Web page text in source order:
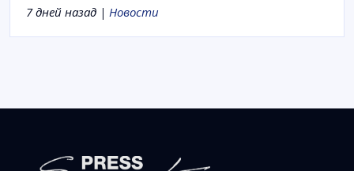
7 дней назад | Новости